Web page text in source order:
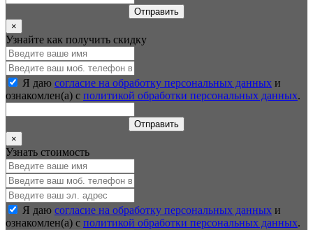
Отправить
×
Узнайте как получить скидку
Я даю согласие на обработку персональных данных и
ознакомлен(а) с политикой обработки персональных данных.
Отправить
×
Узнать стоимость
Я даю согласие на обработку персональных данных и
ознакомлен(а) с политикой обработки персональных данных.